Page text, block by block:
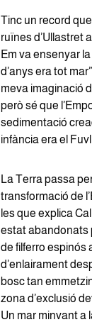
Tinc un record
ruïnes d’Ullastret
Em va ensenyar
d’anys era tot
meva imaginació
però sé que
sedimentació
infància era el
La Terra passa
transformació de
les que explica
estat abandonats
de filferro espinós
d’enlairament
bosc tan
zona d’exclusió
Un mar minvant a